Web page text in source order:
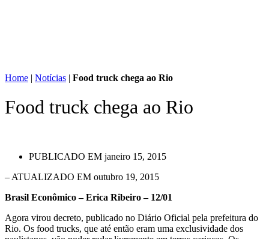
Home | Notícias | Food truck chega ao Rio
Food truck chega ao Rio
PUBLICADO EM janeiro 15, 2015
– ATUALIZADO EM outubro 19, 2015
Brasil Econômico – Erica Ribeiro – 12/01
Agora virou decreto, publicado no Diário Oficial pela prefeitura do
Rio. Os food trucks, que até então eram uma exclusividade dos